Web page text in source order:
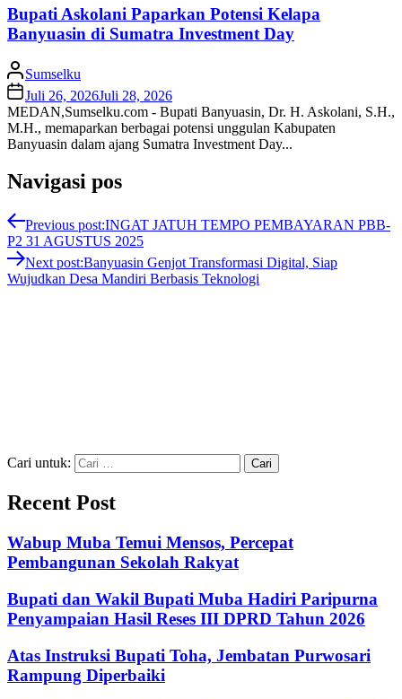
Bupati Askolani Paparkan Potensi Kelapa
Banyuasin di Sumatra Investment Day
Sumselku
Juli 26, 2026Juli 28, 2026
MEDAN,Sumselku.com - Bupati Banyuasin, Dr. H. Askolani, S.H.,
M.H., memaparkan berbagai potensi unggulan Kabupaten
Banyuasin dalam ajang Sumatra Investment Day...
Navigasi pos
Previous post:INGAT JATUH TEMPO PEMBAYARAN PBB-
P2 31 AGUSTUS 2025
Next post:Banyuasin Genjot Transformasi Digital, Siap
Wujudkan Desa Mandiri Berbasis Teknologi
Cari untuk:
Recent Post
Wabup Muba Temui Mensos, Percepat
Pembangunan Sekolah Rakyat
Bupati dan Wakil Bupati Muba Hadiri Paripurna
Penyampaian Hasil Reses III DPRD Tahun 2026
Atas Instruksi Bupati Toha, Jembatan Purwosari
Rampung Diperbaiki